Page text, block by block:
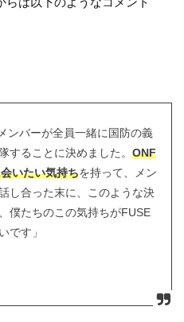
ンバーが全員一緒に国防の義
することに決めました。 ONF
いたい気持ちを持って、メン
し合った末に、このような決
僕たちのこの気持ちがFUSE
です」